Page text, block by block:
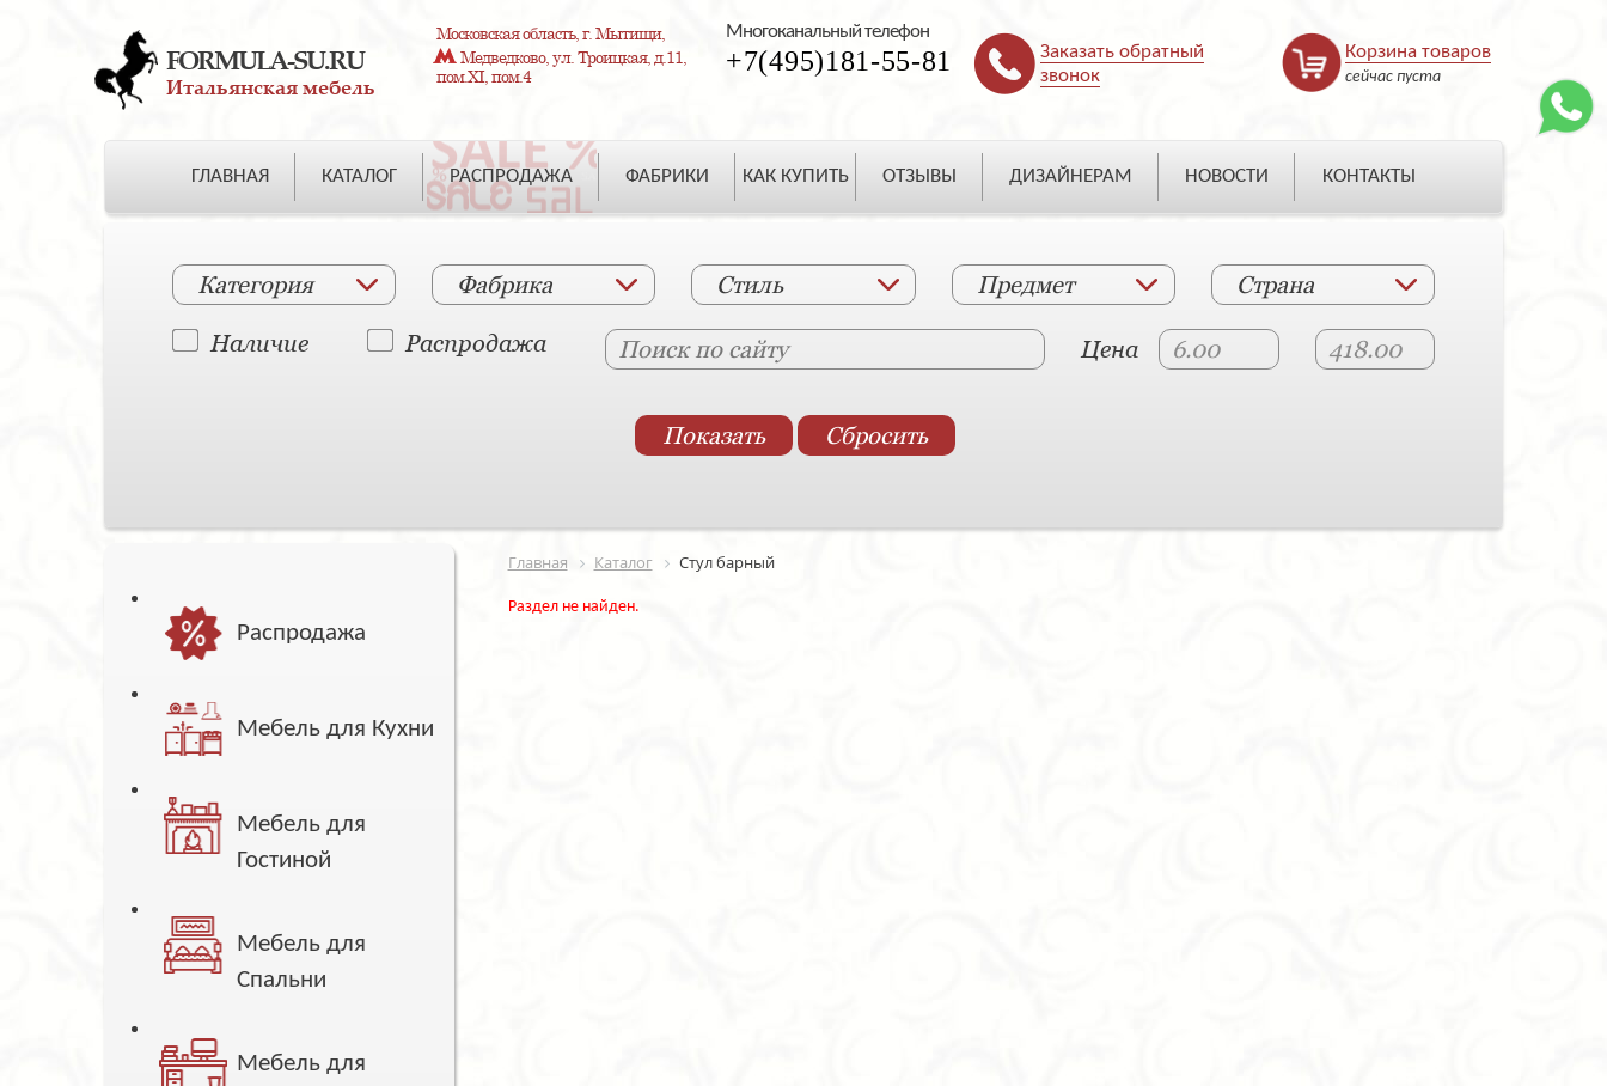
FORMULA-SU.RU
Итальянская мебель
Московская область, г. Мытищи,
Медведково, ул. Троицкая, д.11,
пом.XI, пом.4
Многоканальный телефон
+7(495)181-55-81
Заказать обратный
звонок
Корзина товаров
сейчас пуста
ГЛАВНАЯ КАТАЛОГ РАСПРОДАЖА ФАБРИКИ КАК КУПИТЬ ОТЗЫВЫ ДИЗАЙНЕРАМ НОВОСТИ КОНТАКТЫ
Категория Фабрика Стиль Предмет Страна
Наличие Распродажа Цена
Распродажа
Мебель для Кухни
Мебель для
Гостиной
Мебель для
Спальни
Мебель для
Главная Каталог Стул барный
Раздел не найден.